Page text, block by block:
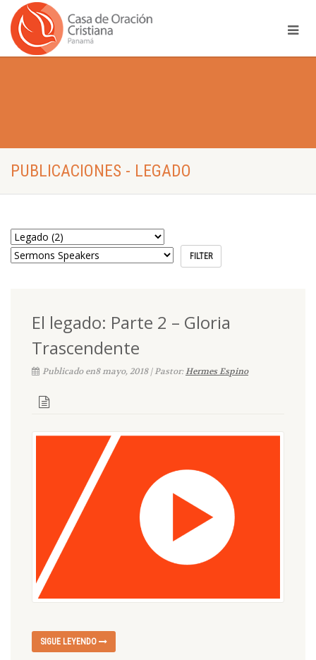
PUBLICACIONES - LEGADO
El legado: Parte 2 – Gloria
Trascendente
Publicado en8 mayo, 2018 | Pastor:Hermes Espino
SIGUE LEYENDO